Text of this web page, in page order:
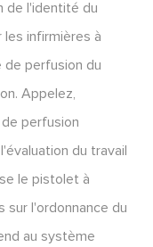
de l'identité du
infirmières à
de perfusion du
Appelez,
perfusion
du travail
le pistolet à
sur l'ordonnance du
au système